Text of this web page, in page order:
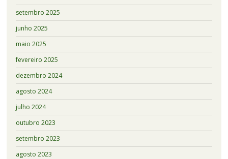
setembro 2025
junho 2025
maio 2025
fevereiro 2025
dezembro 2024
agosto 2024
julho 2024
outubro 2023
setembro 2023
agosto 2023